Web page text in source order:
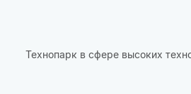
Технопарк в сфере высоких